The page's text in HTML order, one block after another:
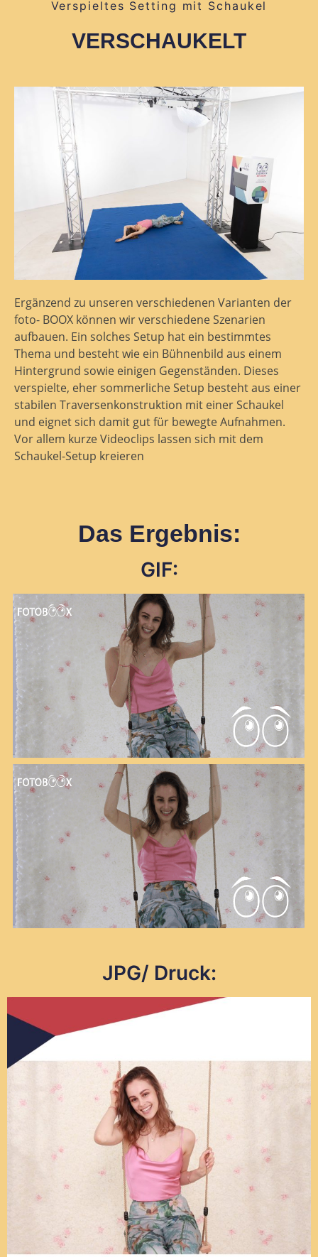
Verspieltes Setting mit Schaukel
VERSCHAUKELT
Ergänzend zu unseren verschiedenen Varianten der
foto- BOOX können wir verschiedene Szenarien
aufbauen. Ein solches Setup hat ein bestimmtes
Thema und besteht wie ein Bühnenbild aus einem
Hintergrund sowie einigen Gegenständen. Dieses
verspielte, eher sommerliche Setup besteht aus einer
stabilen Traversenkonstruktion mit einer Schaukel
und eignet sich damit gut für bewegte Aufnahmen.
Vor allem kurze Videoclips lassen sich mit dem
Schaukel-Setup kreieren
Das Ergebnis:
GIF:
JPG/ Druck: